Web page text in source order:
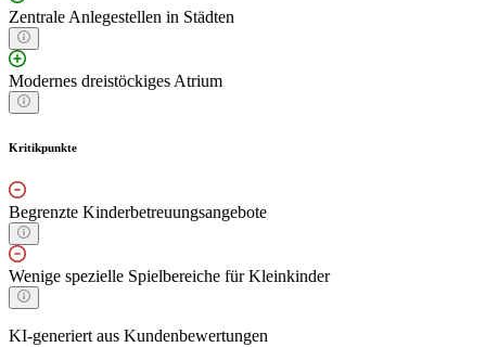
Zentrale Anlegestellen in Städten
Modernes dreistöckiges Atrium
Kritikpunkte
Begrenzte Kinderbetreuungsangebote
Wenige spezielle Spielbereiche für Kleinkinder
KI-generiert aus Kundenbewertungen